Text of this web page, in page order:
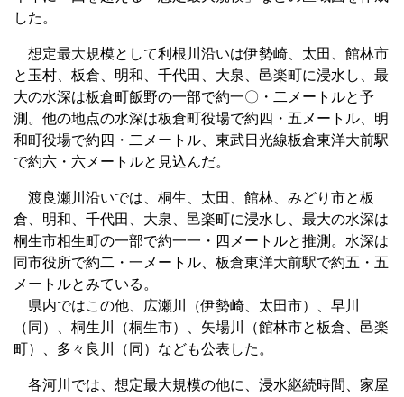
した。
想定最大規模として利根川沿いは伊勢崎、太田、館林市
と玉村、板倉、明和、千代田、大泉、邑楽町に浸水し、最
大の水深は板倉町飯野の一部で約一〇・二メートルと予
測。他の地点の水深は板倉町役場で約四・五メートル、明
和町役場で約四・二メートル、東武日光線板倉東洋大前駅
で約六・六メートルと見込んだ。
渡良瀬川沿いでは、桐生、太田、館林、みどり市と板
倉、明和、千代田、大泉、邑楽町に浸水し、最大の水深は
桐生市相生町の一部で約一一・四メートルと推測。水深は
同市役所で約二・一メートル、板倉東洋大前駅で約五・五
メートルとみている。
県内ではこの他、広瀬川（伊勢崎、太田市）、早川
（同）、桐生川（桐生市）、矢場川（館林市と板倉、邑楽
町）、多々良川（同）なども公表した。
各河川では、想定最大規模の他に、浸水継続時間、家屋